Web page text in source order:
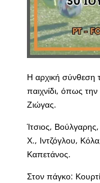
Η αρχική σύνθεση
παιχνίδι, όπως
Ζιώγας.
Ίτσιος,
Χ., Ιντζόγλου,
Καπετάνος.
Στον πάγκο: